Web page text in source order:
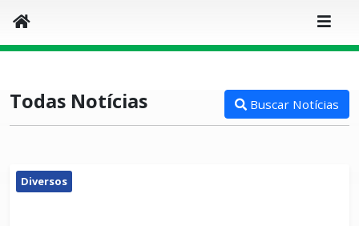
Todas Notícias Buscar Notícias
Diversos